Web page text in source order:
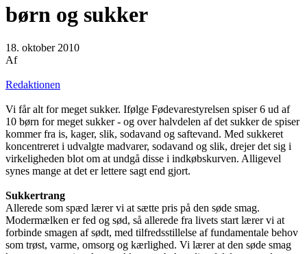
børn og sukker
18. oktober 2010
Af
Redaktionen
Vi får alt for meget sukker. Ifølge Fødevarestyrelsen spiser 6 ud af
10 børn for meget sukker - og over halvdelen af det sukker de spiser
kommer fra is, kager, slik, sodavand og saftevand. Med sukkeret
koncentreret i udvalgte madvarer, sodavand og slik, drejer det sig i
virkeligheden blot om at undgå disse i indkøbskurven. Alligevel
synes mange at det er lettere sagt end gjort.
Sukkertrang
Allerede som spæd lærer vi at sætte pris på den søde smag.
Modermælken er fed og sød, så allerede fra livets start lærer vi at
forbinde smagen af sødt, med tilfredsstillelse af fundamentale behov
som trøst, varme, omsorg og kærlighed. Vi lærer at den søde smag